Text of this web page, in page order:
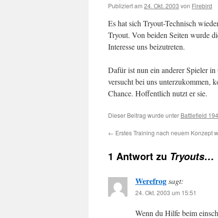
Publiziert am 24. Okt. 2003 von Firebird
Es hat sich Tryout-Technisch
Tryout. Von beiden Seiten wurde
Interesse uns beizutreten.
Dafür ist nun ein anderer Spieler in
versucht bei uns unterzukommen,
Chance. Hoffentlich nutzt er sie.
Dieser Beitrag wurde unter Battlefield
← Erstes Training nach neuem Konzept
1 Antwort zu Tryouts…
Werefrogsagt:
24. Okt. 2003 um 15:51
Wenn du Hilfe beim